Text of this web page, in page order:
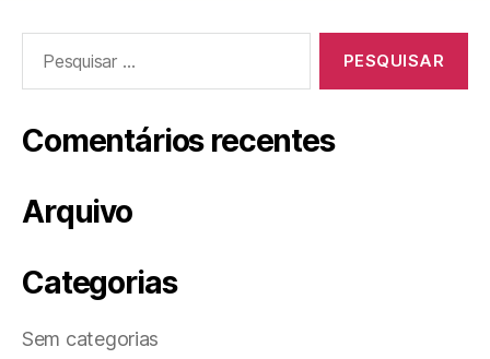
por:
Comentários recentes
Arquivo
Categorias
Sem categorias